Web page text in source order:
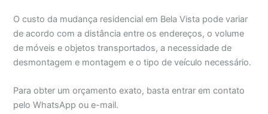
O custo da mudança residencial em Bela Vista pode variar
de acordo com a distância entre os endereços, o volume
de móveis e objetos transportados, a necessidade de
desmontagem e montagem e o tipo de veículo necessário.
Para obter um orçamento exato, basta entrar em contato
pelo WhatsApp ou e-mail.